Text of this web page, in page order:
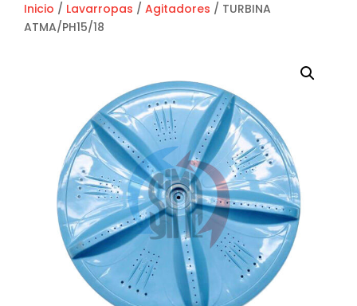
Inicio / Lavarropas / Agitadores / TURBINA
ATMA/PH15/18